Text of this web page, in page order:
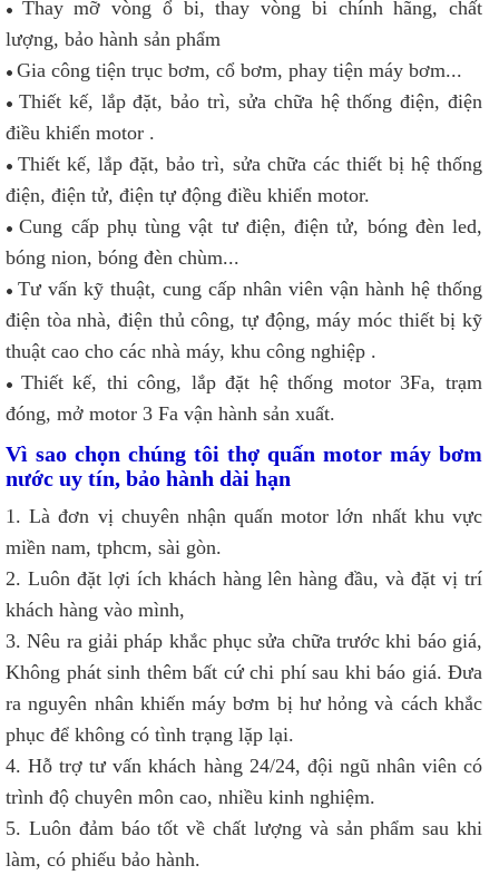
• Thay mỡ vòng ổ bi, thay vòng bi chính hãng, chất
lượng, bảo hành sản phẩm
• Gia công tiện trục bơm, cổ bơm, phay tiện máy bơm...
• Thiết kế, lắp đặt, bảo trì, sửa chữa hệ thống điện, điện
điều khiển motor .
•Thiết kế, lắp đặt, bảo trì, sửa chữa các thiết bị hệ thống
điện, điện tử, điện tự động điều khiển motor.
•Cung cấp phụ tùng vật tư điện, điện tử, bóng đèn led,
bóng nion, bóng đèn chùm...
• Tư vấn kỹ thuật, cung cấp nhân viên vận hành hệ thống
điện tòa nhà, điện thủ công, tự động, máy móc thiết bị kỹ
thuật cao cho các nhà máy, khu công nghiệp .
• Thiết kế, thi công, lắp đặt hệ thống motor 3Fa, trạm
đóng, mở motor 3 Fa vận hành sản xuất.
Vì sao chọn chúng tôi thợ quấn motor máy bơm
nước uy tín, bảo hành dài hạn
1. Là đơn vị chuyên nhận quấn motor lớn nhất khu vực
miền nam, tphcm, sài gòn.
2. Luôn đặt lợi ích khách hàng lên hàng đầu, và đặt vị trí
khách hàng vào mình,
3. Nêu ra giải pháp khắc phục sửa chữa trước khi báo giá,
Không phát sinh thêm bất cứ chi phí sau khi báo giá. Đưa
ra nguyên nhân khiến máy bơm bị hư hỏng và cách khắc
phục để không có tình trạng lặp lại.
4. Hỗ trợ tư vấn khách hàng 24/24, đội ngũ nhân viên có
trình độ chuyên môn cao, nhiều kinh nghiệm.
5. Luôn đảm báo tốt về chất lượng và sản phẩm sau khi
làm, có phiếu bảo hành.